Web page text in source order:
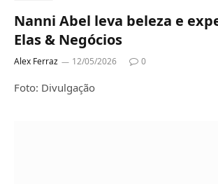
Nanni Abel leva beleza e
Elas & Negócios
Alex Ferraz 12/05/2026 0
Foto: Divulgação